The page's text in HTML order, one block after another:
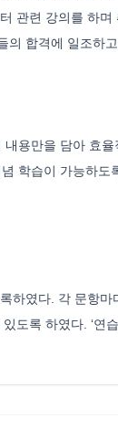
관련 강의를 하
의 합격에 일조하
용만을 담아 효
념 학습이 가능
였다. 각 문항
록 하였다. ‘연